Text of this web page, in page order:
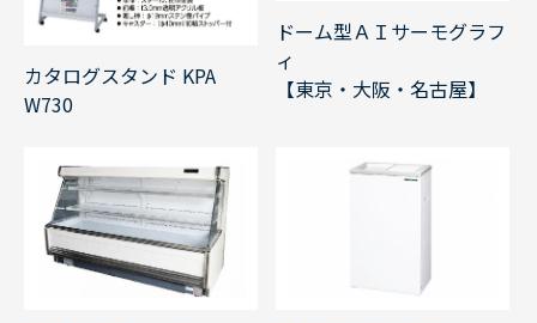
カタログスタンド KPA
W730
ドーム型ＡＩサーモグラフ
ィ
【東京・大阪・名古屋】